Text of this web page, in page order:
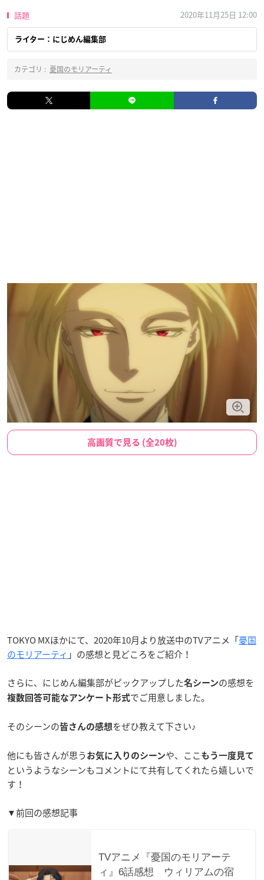
話題 2020年11月25日 12:00
ライター：にじめん編集部
カテゴリ : 憂国のモリアーティ
高画質で見る (全20枚)
TOKYO MXほかにて、 2020年10月より放送中のTVアニメ「憂国
のモリアーティ 」の感想と見どころをご紹介！
さらに、にじめん編集部がピックアップした名シーンの感想を
複数回答可能なアンケート形式でご用意しました。
そのシーンの皆さんの感想をぜひ教えて下さい♪
他にも皆さんが思う お気に入りのシーンや、ここ もう一度見て
というようなシーンもコメントにて共有してくれたら嬉しいで
す！
▼前回の感想記事